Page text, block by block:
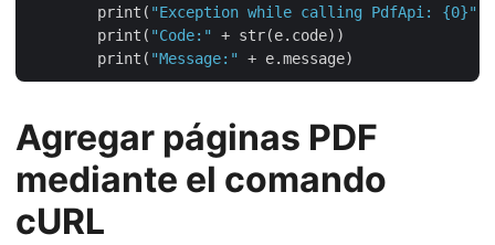
        print(
"Exception while calling PdfApi: {0}"
        print(
"Code:"
+ str(e.code))
        print(
"Message:"
Agregar páginas PDF
mediante el comando
cURL